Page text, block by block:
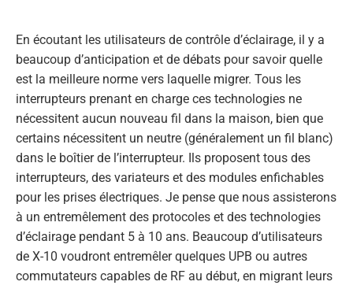
En écoutant les utilisateurs de contrôle d’éclairage, il y a
beaucoup d’anticipation et de débats pour savoir quelle
est la meilleure norme vers laquelle migrer. Tous les
interrupteurs prenant en charge ces technologies ne
nécessitent aucun nouveau fil dans la maison, bien que
certains nécessitent un neutre (généralement un fil blanc)
dans le boîtier de l’interrupteur. Ils proposent tous des
interrupteurs, des variateurs et des modules enfichables
pour les prises électriques. Je pense que nous assisterons
à un entremêlement des protocoles et des technologies
d’éclairage pendant 5 à 10 ans. Beaucoup d’utilisateurs
de X-10 voudront entremêler quelques UPB ou autres
commutateurs capables de RF au début, en migrant leurs